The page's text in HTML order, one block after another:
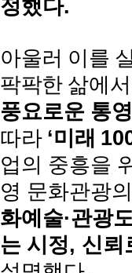
정했다.
아울러 이를
팍팍한 삶에서
풍요로운 통
따라 ‘미래
업의 중흥을
영 문화관광
화예술·관광
는 시정, 신뢰